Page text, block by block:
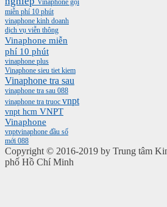
miễn phí 10 phút
vinaphone kinh doanh
dịch vụ viễn thông
Vinaphone miễn
phí 10 phút
vinaphone plus
Vinaphone sieu tiet kiem
Vinaphone tra sau
vinaphone tra sau 088
vinaphone tra truoc vnpt
vnpt hcm VNPT
Vinaphone
vnptvinaphone đầu số
mới 088
Copyright © 2016-2019 by Trung tâm
phố Hồ Chí Minh